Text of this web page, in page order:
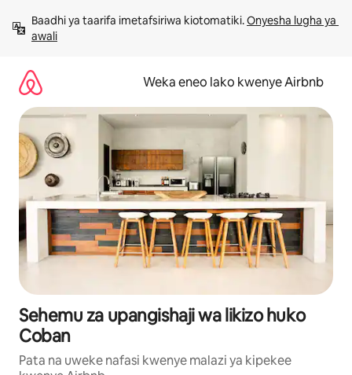
kwenda
kwenye
Baadhi ya taarifa imetafsiriwa kiotomatiki. Onyesha lugha ya
awali
Weka eneo lako kwenye Airbnb
Sehemu za upangishaji wa likizo huko
Coban
Pata na uweke nafasi kwenye malazi ya kipekee